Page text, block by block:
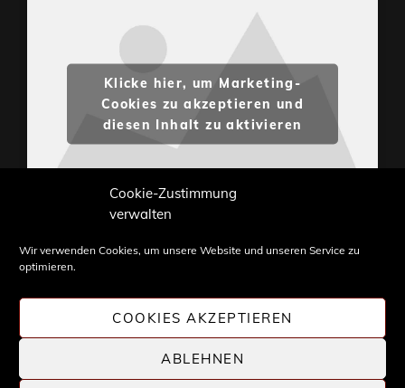
Cookie-Zustimmung
verwalten
Wir verwenden Cookies, um unsere Website und unseren Service zu
optimieren.
COOKIES AKZEPTIEREN
ABLEHNEN
Klicke hier, um Marketing-
Cookies zu akzeptieren und
diesen Inhalt zu aktivieren
Weiterverwendung nur mit Zustimmung von
STONE PROG.